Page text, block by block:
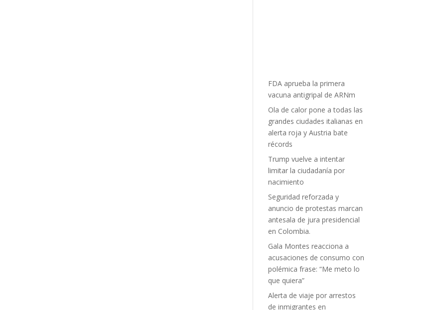
FDA aprueba la primera
vacuna antigripal de ARNm
Ola de calor pone a todas las
grandes ciudades italianas en
alerta roja y Austria bate
récords
Trump vuelve a intentar
limitar la ciudadanía por
nacimiento
Seguridad reforzada y
anuncio de protestas marcan
antesala de jura presidencial
en Colombia.
Gala Montes reacciona a
acusaciones de consumo con
polémica frase: “Me meto lo
que quiera”
Alerta de viaje por arrestos
de inmigrantes en